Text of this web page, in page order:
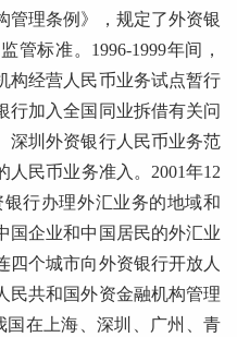
管理条例》，规定了外资银
管标准。1996-1999年间，
构经营人民币业务试点暂行
行加入全国同业拆借有关问
深圳外资银行人民币业务范
人民币业务准入。2001年12
行办理外汇业务的地域和
国企业和中国居民的外汇业
四个城市向外资银行开放人
民共和国外资金融机构管理
国在上海、深圳、广州、青